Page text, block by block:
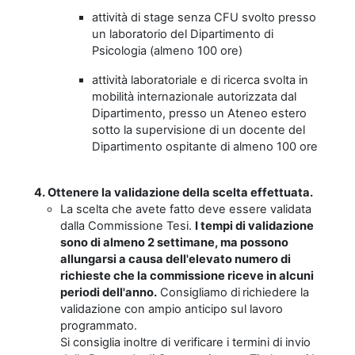
attività di stage senza CFU svolto presso
un laboratorio del Dipartimento di
Psicologia (almeno 100 ore)
attività laboratoriale e di ricerca svolta in
mobilità internazionale autorizzata dal
Dipartimento, presso un Ateneo estero
sotto la supervisione di un docente del
Dipartimento ospitante di almeno 100 ore
4.Ottenere la validazione della scelta effettuata.
La scelta che avete fatto deve essere validata
dalla Commissione Tesi. I tempi di validazione
sono di almeno 2 settimane, ma possono
allungarsi a causa dell'elevato numero di
richieste che la commissione riceve in alcuni
periodi dell'anno. Consigliamo di richiedere la
validazione con ampio anticipo sul lavoro
programmato.
Si consiglia inoltre di verificare i termini di invio